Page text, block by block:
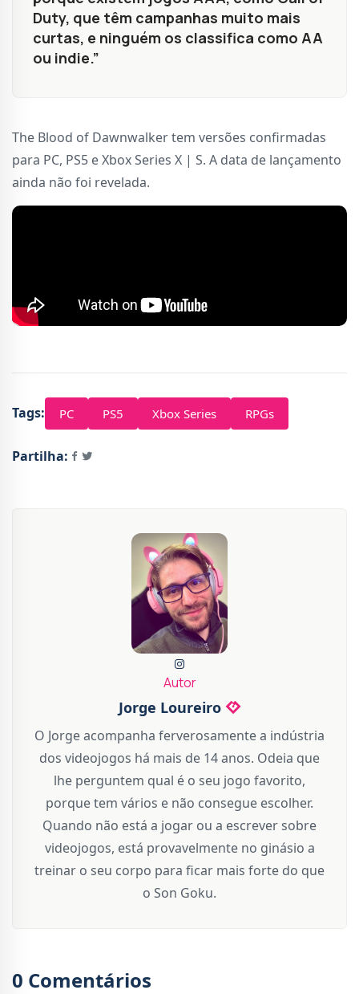
Duty, que têm campanhas muito mais
curtas, e ninguém os classifica como AA
ou indie.”
The Blood of Dawnwalker tem versões confirmadas
para PC, PS5 e Xbox Series X | S. A data de lançamento
ainda não foi revelada.
Tags: PC PS5 Xbox Series RPGs
Partilha:
Autor
Jorge Loureiro
O Jorge acompanha ferverosamente a indústria
dos videojogos há mais de 14 anos. Odeia que
lhe perguntem qual é o seu jogo favorito,
porque tem vários e não consegue escolher.
Quando não está a jogar ou a escrever sobre
videojogos, está provavelmente no ginásio a
treinar o seu corpo para ficar mais forte do que
o Son Goku.
0 Comentários